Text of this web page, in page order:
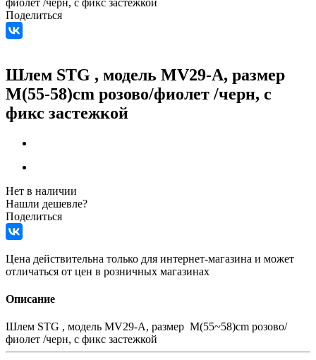
фиолет /черн, с фикс застежкой
Поделиться
Шлем STG , модель MV29-A, размер
M(55-58)cm розово/фиолет /черн, с
фикс застежкой
Нет в наличии
Нашли дешевле?
Поделиться
Цена действительна только для интернет-магазина и может
отличаться от цен в розничных магазинах
Описание
Шлем STG , модель MV29-A, размер M(55~58)cm розово/
фиолет /черн, с фикс застежкой